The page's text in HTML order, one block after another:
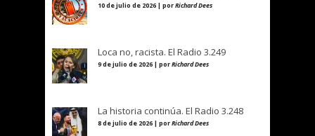
10 de julio de 2026 | porRichard Dees
Loca no, racista. El Radio 3.249
9 de julio de 2026 | porRichard Dees
La historia continúa. El Radio 3.248
8 de julio de 2026 | porRichard Dees